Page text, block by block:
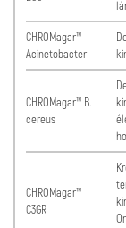
CHROMagar™
Acinetobacter
CHROMagar™ B.
cereus
CHROMagar™
C3GR